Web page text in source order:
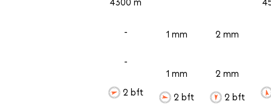
-
-
2 bft
1 mm
1 mm
2 bft
2 mm
2 mm
2 bft